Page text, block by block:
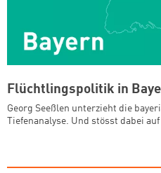
Flüchtlingspolitik in
Georg Seeßlen unterzieht die
Tiefenanalyse. Und stösst dabei